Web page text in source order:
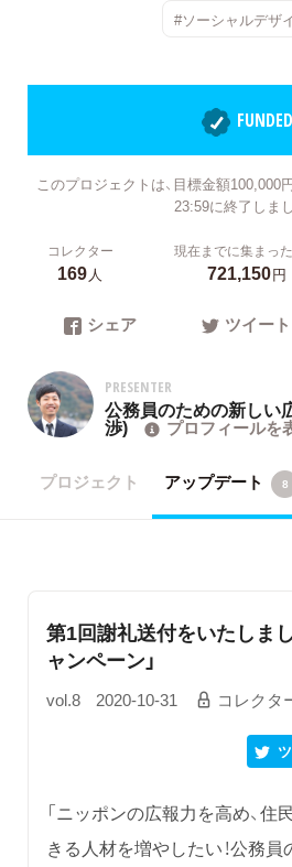
#ソーシャルデザ
FUNDED
このプロジェクトは、目標金額100,000
23:59に終了しま
コレクター
169人
現在までに集まっ
721,150円
シェア ツイート
PRESENTER
公務員のための新しい
渉) プロフィールを
プロジェクト アップデート 8
第1回謝礼送付をいたしま
ャンペーン」
vol.8 2020-10-31 コレクタ
「ニッポンの広報力を高め、
きる人材を増やしたい！公務